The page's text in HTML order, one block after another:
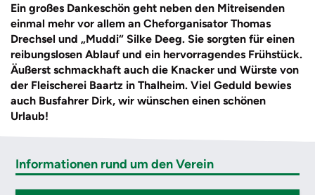
Ein großes Dankeschön geht neben den Mitreisenden
einmal mehr vor allem an Cheforganisator Thomas
Drechsel und „Muddi“ Silke Deeg. Sie sorgten für einen
reibungslosen Ablauf und ein hervorragendes Frühstück.
Äußerst schmackhaft auch die Knacker und Würste von
der Fleischerei Baartz in Thalheim. Viel Geduld bewies
auch Busfahrer Dirk, wir wünschen einen schönen
Urlaub!
Informationen rund um den Verein